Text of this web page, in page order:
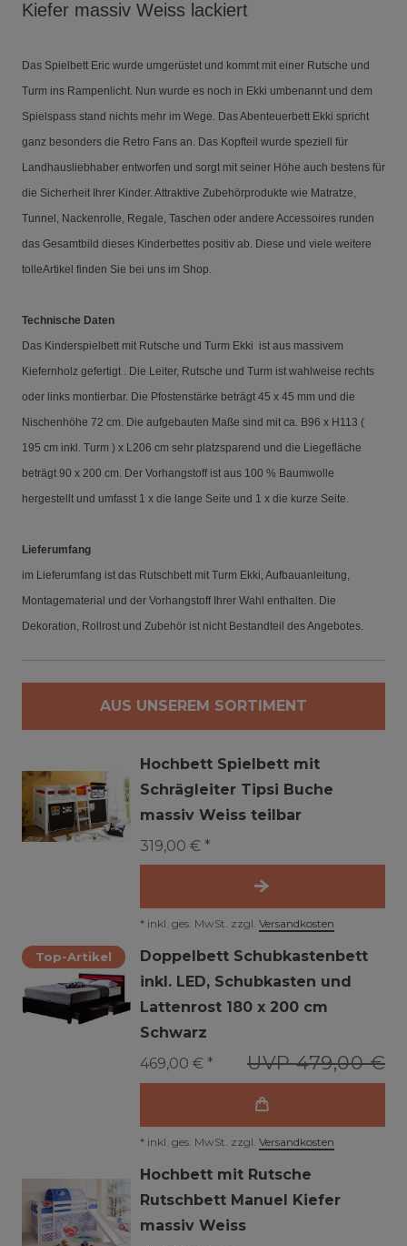
Kiefer massiv Weiss lackiert
Das Spielbett Eric wurde umgerüstet und kommt mit einer Rutsche und
Turm ins Rampenlicht. Nun wurde es noch in Ekki umbenannt und dem
Spielspass stand nichts mehr im Wege. Das Abenteuerbett Ekki spricht
ganz besonders die Retro Fans an. Das Kopfteil wurde speziell für
Landhausliebhaber entworfen und sorgt mit seiner Höhe auch bestens für
die Sicherheit Ihrer Kinder. Attraktive Zubehörprodukte wie Matratze,
Tunnel, Nackenrolle, Regale, Taschen oder andere Accessoires runden
das Gesamtbild dieses Kinderbettes positiv ab. Diese und viele weitere
tolleArtikel finden Sie bei uns im Shop.
Technische Daten
Das Kinderspielbett mit Rutsche und Turm Ekki ist aus massivem
Kiefernholz gefertigt . Die Leiter, Rutsche und Turm ist wahlweise rechts
oder links montierbar. Die Pfostenstärke beträgt 45 x 45 mm und die
Nischenhöhe 72 cm. Die aufgebauten Maße sind mit ca. B96 x H113 (
195 cm inkl. Turm ) x L206 cm sehr platzsparend und die Liegefläche
beträgt 90 x 200 cm. Der Vorhangstoff ist aus 100 % Baumwolle
hergestellt und umfasst 1 x die lange Seite und 1 x die kurze Seite.
Lieferumfang
im Lieferumfang ist das Rutschbett mit Turm Ekki, Aufbauanleitung,
Montagematerial und der Vorhangstoff Ihrer Wahl enthalten. Die
Dekoration, Rollrost und Zubehör ist nicht Bestandteil des Angebotes.
AUS UNSEREM SORTIMENT
Hochbett Spielbett mit
Schrägleiter Tipsi Buche
massiv Weiss teilbar
319,00 € *
* inkl. ges. MwSt. zzgl. Versandkosten
Top-Artikel
Doppelbett Schubkastenbett
inkl. LED, Schubkasten und
Lattenrost 180 x 200 cm
Schwarz
UVP 479,00 €
469,00 € *
* inkl. ges. MwSt. zzgl. Versandkosten
Hochbett mit Rutsche
Rutschbett Manuel Kiefer
massiv Weiss